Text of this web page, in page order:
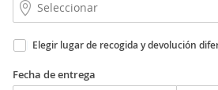
Elegir lugar de recogida y devolución
Fecha de entrega